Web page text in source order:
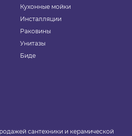
Кухонные мойки
Инсталляции
Раковины
Унитазы
Биде
сантехники и керамической